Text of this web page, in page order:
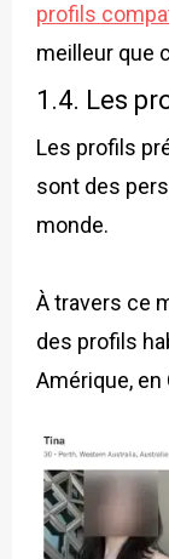
profils
meilleur que
1.4. Les
Les profils
sont des
monde.
À travers ce
des profils
Amérique, en